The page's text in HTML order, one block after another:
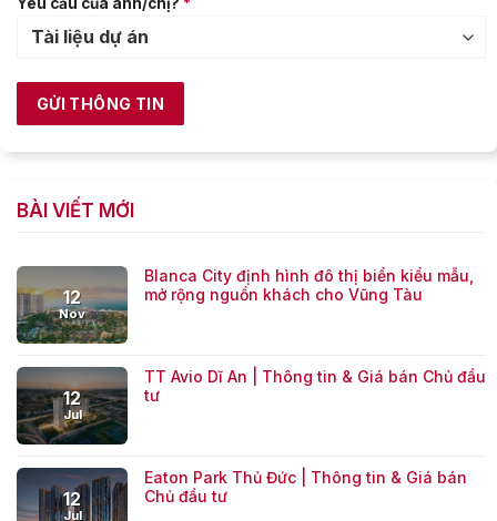
BÀI VIẾT MỚI
12
Nov
Blanca City định hình đô thị biển kiểu mẫu,
mở rộng nguồn khách cho Vũng Tàu
12
Jul
TT Avio Dĩ An | Thông tin & Giá bán Chủ đầu
tư
12
Jul
Eaton Park Thủ Đức | Thông tin & Giá bán
Chủ đầu tư